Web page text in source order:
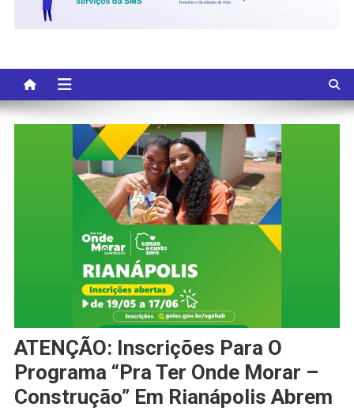
ATENÇÃO: Inscrições Para O
Programa “Pra Ter Onde Morar –
Construção” Em Rianápolis Abrem